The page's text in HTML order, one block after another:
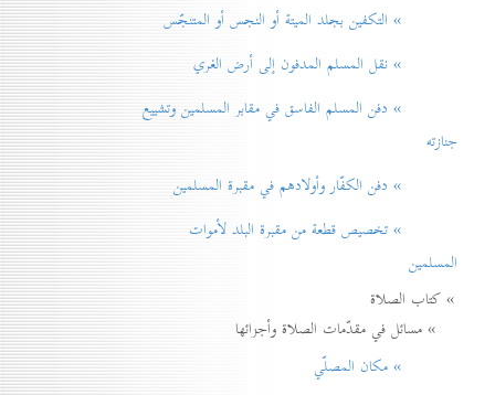
» التكفين بجلد الميتة أو النجس أو المتنجّس
» نقل المسلم المدفون إلی أرض الغري
» دفن المسلم الفاسق في مقابر المسلمين وتشييع
جنازته
» دفن الكفّار وأولادهم في مقبرة المسلمين
» تخصيص قطعة من مقبرة البلد لأموات
المسلمين
» كتاب الصلاة
» مسائل في مقدّمات الصلاة وأجزائها
» مكان المصلّي